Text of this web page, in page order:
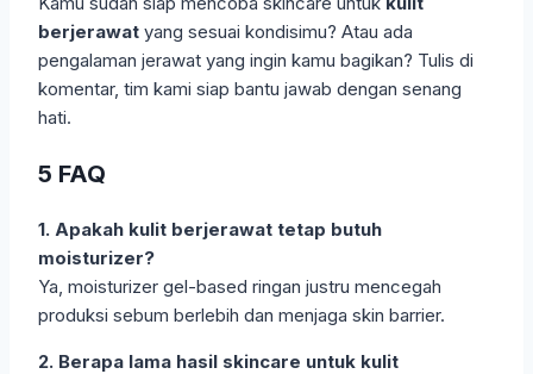
berjerawat yang sesuai kondisimu? Atau ada
pengalaman jerawat yang ingin kamu bagikan? Tulis di
komentar, tim kami siap bantu jawab dengan senang
hati.
5 FAQ
1. Apakah kulit berjerawat tetap butuh
moisturizer?
Ya, moisturizer gel-based ringan justru mencegah
produksi sebum berlebih dan menjaga skin barrier.
2. Berapa lama hasil skincare untuk kulit